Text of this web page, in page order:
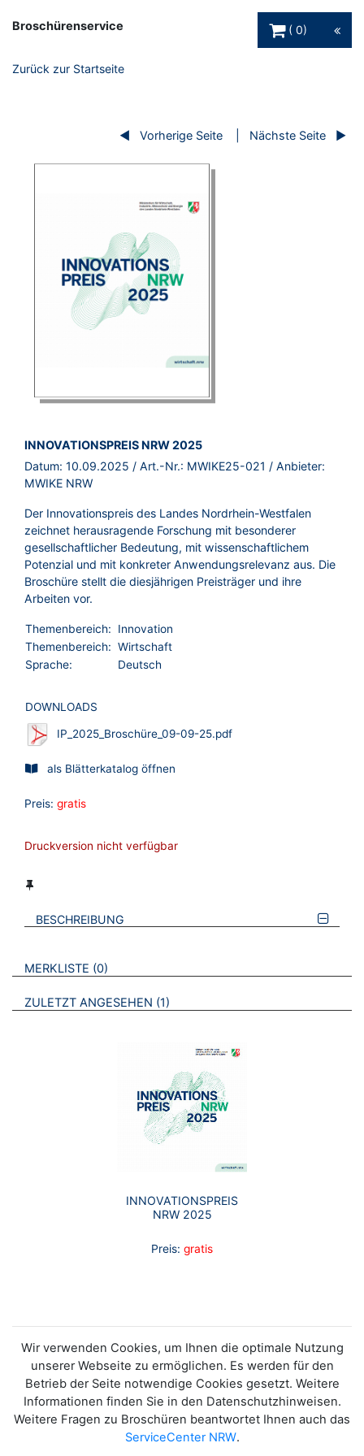
Broschürenservice
0
Zurück zur Startseite
Vorherige Seite Nächste Seite
BROSCHÜRE:
INNOVATIONSPREIS NRW 2025
Datum: 10.09.2025 / Art.-Nr.: MWIKE25-021 / Anbieter:
MWIKE NRW
Der Innovationspreis des Landes Nordrhein-Westfalen
zeichnet herausragende Forschung mit besonderer
gesellschaftlicher Bedeutung, mit wissenschaftlichem
Potenzial und mit konkreter Anwendungsrelevanz aus. Die
Broschüre stellt die diesjährigen Preisträger und ihre
Arbeiten vor.
Themenbereich:
Innovation
Themenbereich: Wirtschaft
Sprache:
Deutsch
DOWNLOADS
IP_2025_Broschüre_09-09-25.pdf
als Blätterkatalog öffnen
Preis: gratis
Druckversion nicht verfügbar
BESCHREIBUNG
VERWEISE AUF VERMERKTE- ODER ZULETZT ANGESEHENE
MERKLISTE 0 BROSCHÜREN
ZULETZT ANGESEHEN 1 BROSCHÜREN
INNOVATIONSPREIS
NRW 2025
Preis: gratis
Wir verwenden Cookies, um Ihnen die optimale Nutzung
unserer Webseite zu ermöglichen. Es werden für den
Betrieb der Seite notwendige Cookies gesetzt. Weitere
Informationen finden Sie in den Datenschutzhinweisen.
Weitere Fragen zu Broschüren beantwortet Ihnen auch das
ServiceCenter NRW.